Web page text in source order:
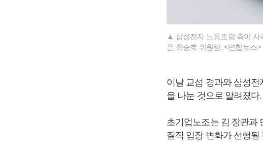
▲ 삼성전자 노동조합 측이 사
은 최승호 위원장. <연합뉴스>
이날 교섭 경과와 삼성
을 나눈 것으로 알려졌다.
초기업노조는 김 장관과
질적 입장 변화가 선행될